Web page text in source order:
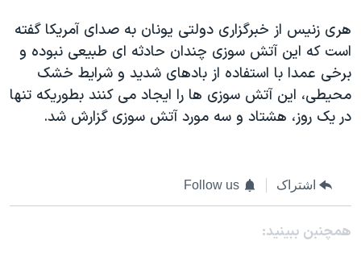
هری زنيس از خبرگزاری دولتی يونان به صدای آمريکا گفته
است که اين آتش سوزی چندان حادثه ای طبيعی نبوده و
برخی عمدا با استفاده از بادهای شديد و شرايط خشک
محيطی، اين آتش سوزی ها را ايجاد می کنند بطوريکه تنها
در يک روز، هشتاد و سه مورد آتش سوزی گزارش شد.
اشتراک Follow us
همچنبن ببینید: